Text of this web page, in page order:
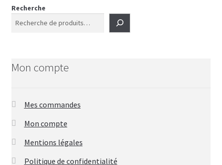
Recherche
Mon compte
Mes commandes
Mon compte
Mentions légales
Politique de confidentialité